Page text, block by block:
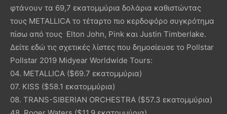
φτάνουν τα 69,7 εκατομμύρια δολάρια καθιστώντας
τους METALLICA το τέταρτο πιο κερδοφόρο συγκρότημα
πίσω από τους Elton John, Pink και Justin Timberlake.
Δείτε εδώ τις σχετικές λίστες που δημοσίευσε το Pollstar
Pollstar 2019 Midyear Worldwide Tours:
04. METALLICA ($69.7 εκατομμύρια)
07. KISS ($58.1 εκατομμύρια)
08. TRANS-SIBERIAN ORCHESTRA ($57.3 εκατομμύρια)